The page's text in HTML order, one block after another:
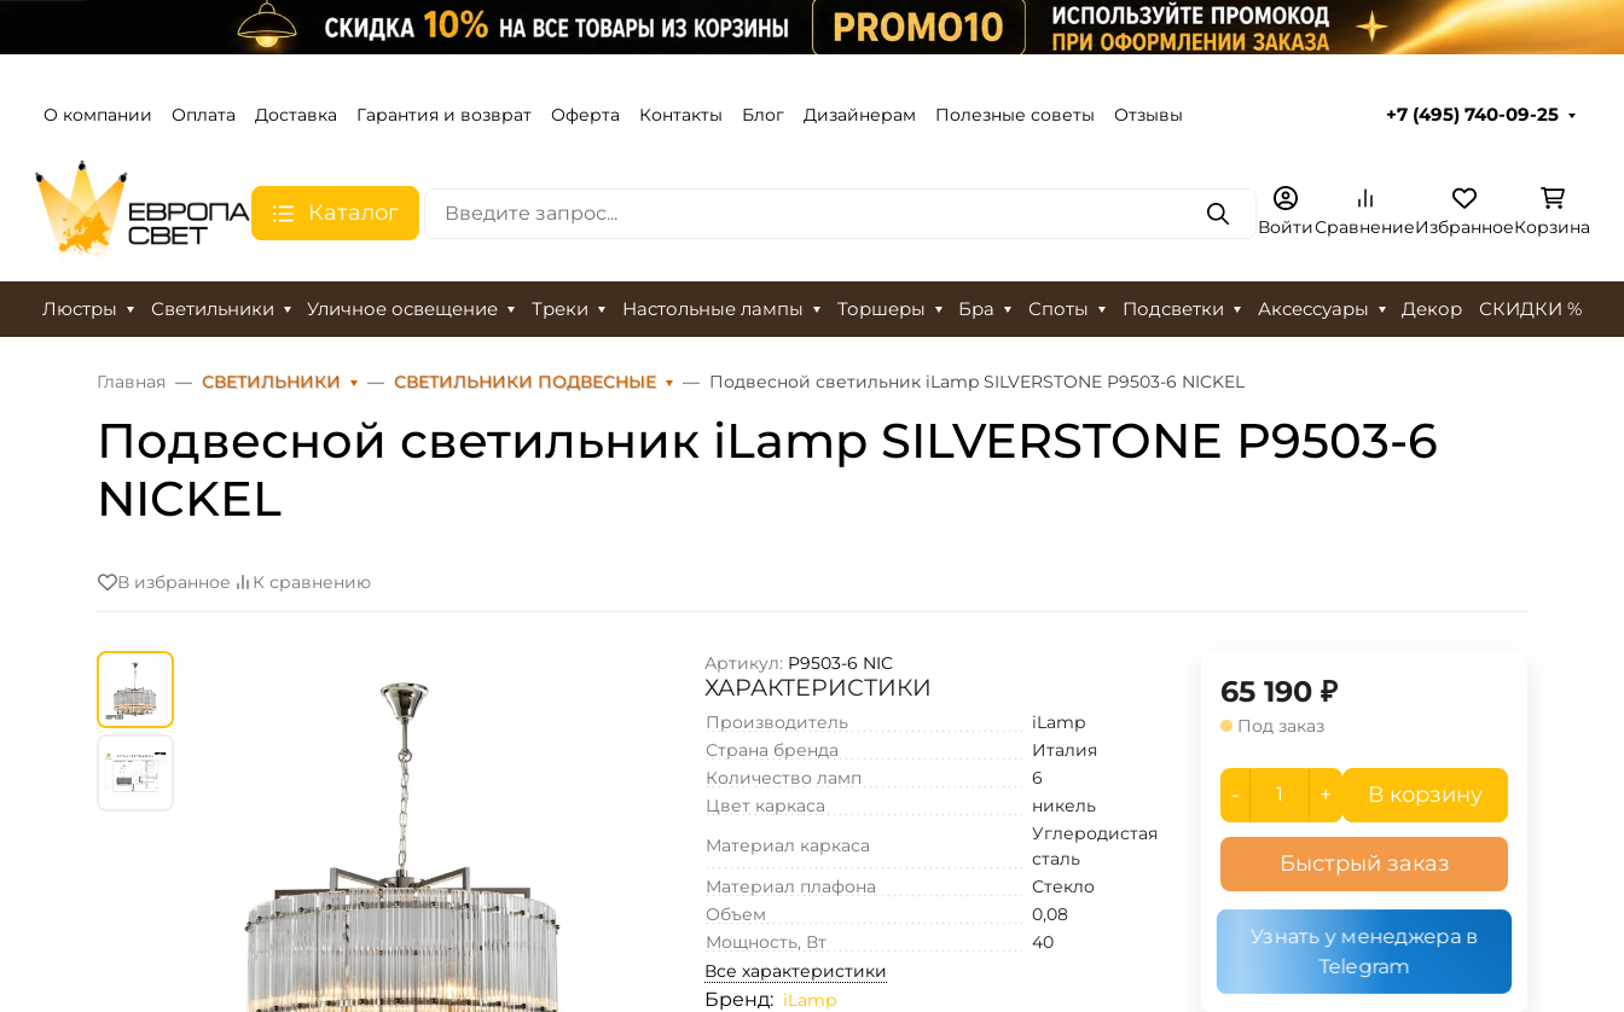
О компании Оплата Доставка Гарантия и возврат Оферта Контакты Блог Дизайнерам Полезные советы Отзывы +7 (495) 740-09-25
Каталог ПоискВойтиСравнениеИзбранноеКорзина
Люстры Светильники Уличное освещение Треки Настольные лампы Торшеры Бра Споты Подсветки Аксессуары Декор СКИДКИ %
Главная СВЕТИЛЬНИКИ СВЕТИЛЬНИКИ ПОДВЕСНЫЕ Подвесной светильник iLamp SILVERSTONE P9503-6 NICKEL
Подвесной светильник iLamp SILVERSTONE P9503-6
NICKEL
В избранное К сравнению
Артикул: P9503-6 NIC
ХАРАКТЕРИСТИКИ
Производитель
iLamp
Страна бренда
Италия
Количество ламп
6
Цвет каркаса
никель
Материал каркаса
Углеродистая
сталь
Материал плафона
Стекло
Объем
0,08
Мощность, Вт
40
Все характеристики
Бренд: iLamp
65 190 ₽
Под заказ
- + В корзину
Быстрый заказ
Узнать у менеджера в
Telegram